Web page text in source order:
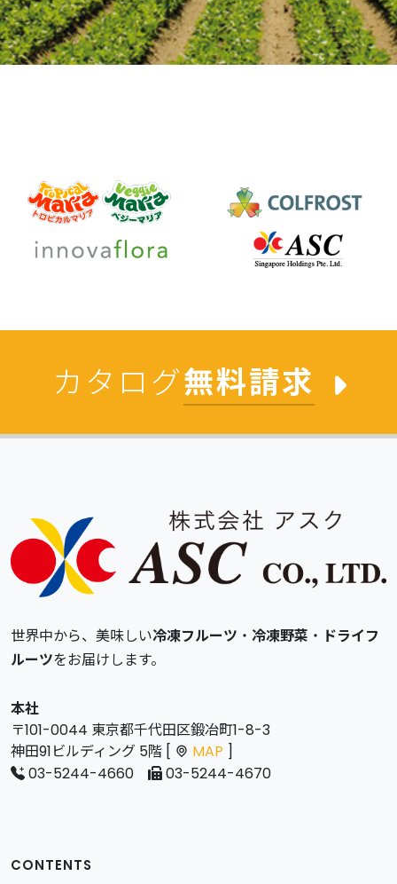
カタログ無料請求
世界中から、美味しい冷凍フルーツ ・ 冷凍野菜 ・ ドライフ
ルーツをお届けします。
本社
〒101-0044 東京都千代田区鍛冶町1-8-3
神田91ビルディング 5階 [
MAP ]
03-5244-4660
03-5244-4670
CONTENTS